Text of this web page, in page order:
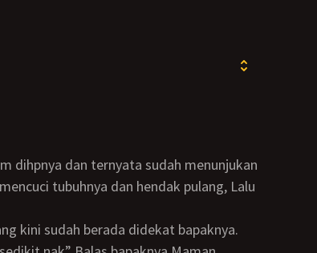
tubuhnya dan hendak pulang, Lalu
kini sudah berada didekat bapaknya.